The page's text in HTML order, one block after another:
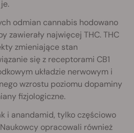
odmian cannabis hodowano
zawierały najwięcej THC. THC
zmieniające stan
się z receptorami CB1
układzie nerwowym i
wzrostu poziomu dopaminy
fizjologiczne.
i anandamid, tylko częściowo
opracowali również